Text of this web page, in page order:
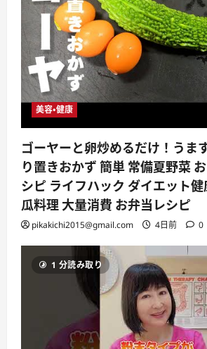
美容・健康
ゴーヤーと卵炒めるだけ！うま
り置きおかず 簡単 常備夏野菜
シピ ライフハック ダイエット健
瓜料理 大量消費 お弁当レシピ
pikakichi2015@gmail.com 4日前 0
1 分読み取り